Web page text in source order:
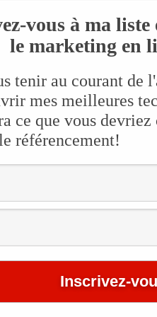
309
payants à
vous à ma liste
le marketing en
tenir au courant de
mes meilleures
ce que vous
référencement!